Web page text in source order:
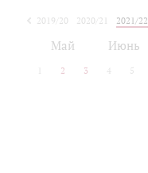
2019/20 2020/21 2021/22
Май Июнь
2 3 4 5